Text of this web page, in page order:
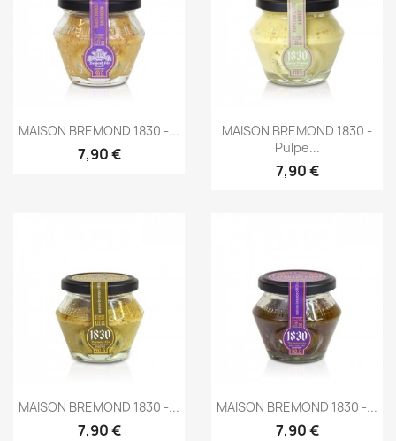
Aperçu rapide
MAISON BREMOND 1830 -...
7,90 €
Aperçu rapide
MAISON BREMOND 1830 -
Pulpe...
7,90 €
Aperçu rapide
MAISON BREMOND 1830 -...
7,90 €
Aperçu rapide
MAISON BREMOND 1830 -...
7,90 €